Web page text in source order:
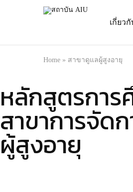
มาตรฐาน
เกี่ยวกั
Home » สาขาดูแลผู้สูงอายุ
หลักสูตรกา
สาขาการจัด
ผู้สูงอายุ